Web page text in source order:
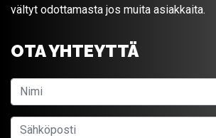
vältyt odottamasta jos muita asiakkaita.
OTA YHTEYTTÄ